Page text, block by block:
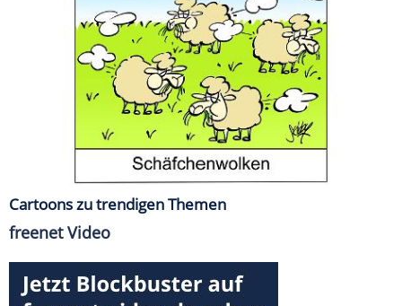
Cartoons zu trendigen Themen
freenet Video